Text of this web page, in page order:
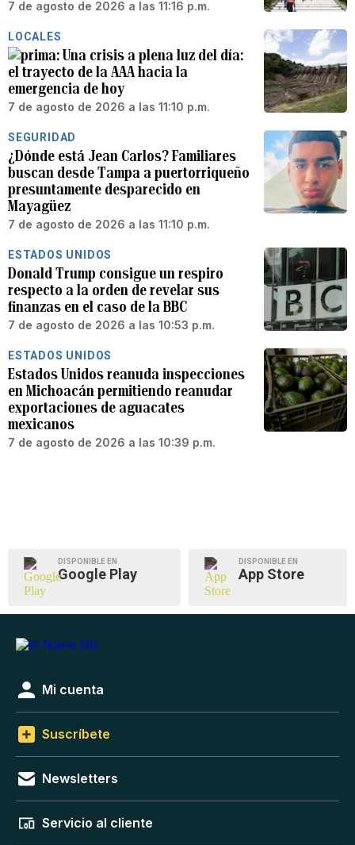
7 de agosto de 2026 a las 11:16 p.m.
LOCALES
Una crisis a plena luz del día:
el trayecto de la AAA hacia la
emergencia de hoy
7 de agosto de 2026 a las 11:10 p.m.
SEGURIDAD
¿Dónde está Jean Carlos? Familiares
buscan desde Tampa a puertorriqueño
presuntamente desparecido en
Mayagüez
7 de agosto de 2026 a las 11:10 p.m.
ESTADOS UNIDOS
Donald Trump consigue un respiro
respecto a la orden de revelar sus
finanzas en el caso de la BBC
7 de agosto de 2026 a las 10:53 p.m.
ESTADOS UNIDOS
Estados Unidos reanuda inspecciones
en Michoacán permitiendo reanudar
exportaciones de aguacates
mexicanos
7 de agosto de 2026 a las 10:39 p.m.
DISPONIBLE EN
Google Play
DISPONIBLE EN
App Store
Mi cuenta
Suscríbete
Newsletters
Servicio al cliente